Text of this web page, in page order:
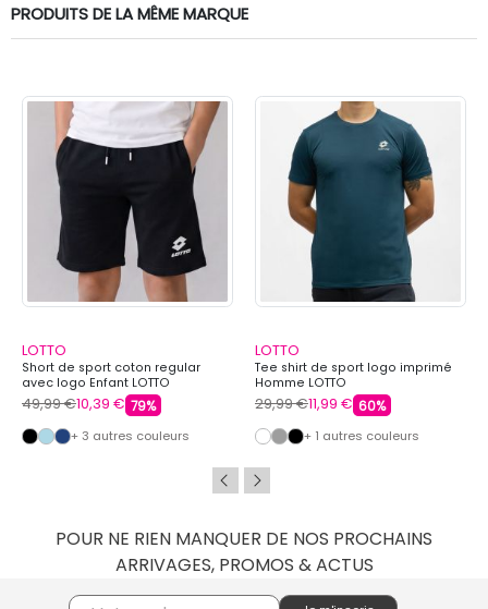
PRODUITS DE LA MÊME MARQUE
LOTTO
Short de sport coton regular
avec logo Enfant LOTTO
49,99 €10,39 € 79%
+ 3 autres couleurs
LOTTO
Tee shirt de sport logo imprimé
Homme LOTTO
29,99 €11,99 € 60%
+ 1 autres couleurs
POUR NE RIEN MANQUER DE NOS PROCHAINS
ARRIVAGES, PROMOS & ACTUS